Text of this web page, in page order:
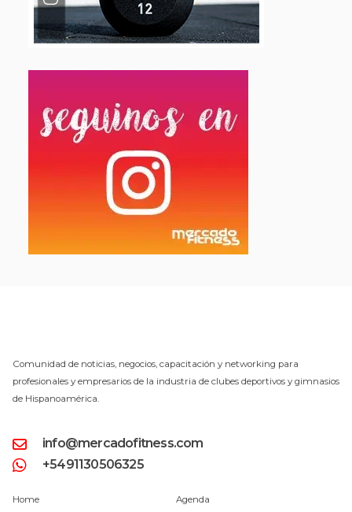
Comunidad de noticias, negocios, capacitación y networking para
profesionales y empresarios de la industria de clubes deportivos y gimnasios
de Hispanoamérica.
info@mercadofitness.com
+5491130506325
Home Agenda